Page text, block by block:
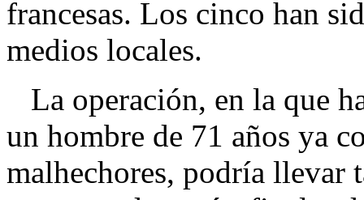
francesas. Los cinco han
medios locales.
La operación, en la que
un hombre de 71 años ya
malhechores, podría llevar